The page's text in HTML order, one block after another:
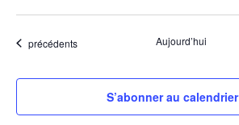
Événements
précédents Aujourd’hui
S’abonner au calendrier